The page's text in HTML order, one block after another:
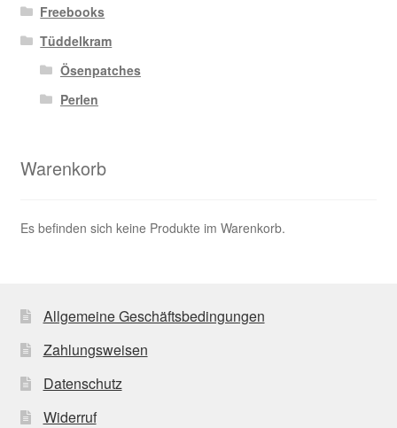
Freebooks
Tüddelkram
Ösenpatches
Perlen
Warenkorb
Es befinden sich keine Produkte im Warenkorb.
Allgemeine Geschäftsbedingungen
Zahlungsweisen
Datenschutz
Widerruf